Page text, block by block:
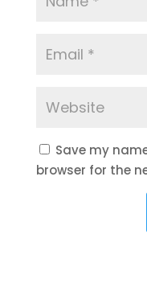
Save my
browser for the